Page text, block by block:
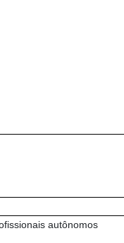
autônomos